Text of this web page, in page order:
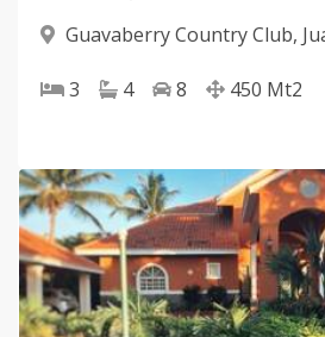
Guavaberry Country Club,
3 4 8 450 Mt2